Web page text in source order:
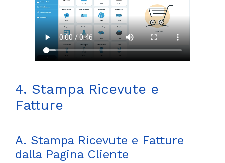
4. Stampa Ricevute e
Fatture
A. Stampa Ricevute e Fatture
dalla Pagina Cliente